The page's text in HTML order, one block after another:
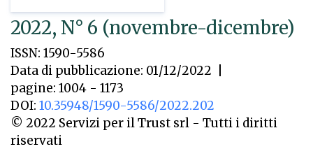
2022, N° 6 (novembre-dicembre)
ISSN: 1590-5586
Data di pubblicazione: 01/12/2022
pagine: 1004 - 1173
DOI: 10.35948/1590-5586/2022.202
© 2022 Servizi per il Trust srl - Tutti i diritti
riservati